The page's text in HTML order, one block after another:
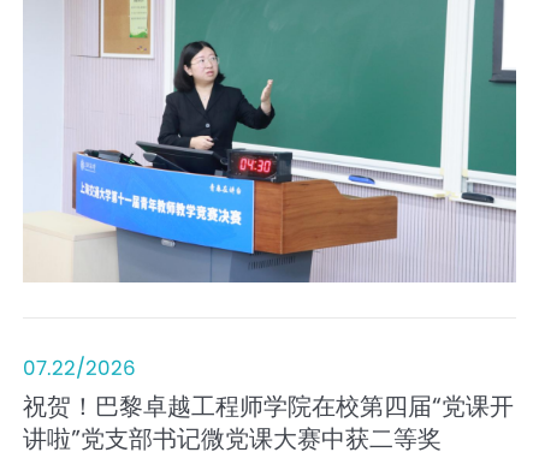
07.22/2026
祝贺！巴黎卓越工程师学院在校第四届“党课开
讲啦”党支部书记微党课大赛中获二等奖